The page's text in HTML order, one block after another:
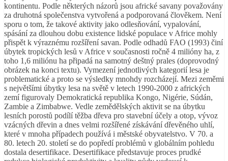
kontinentu. Podle některých názorů jsou africké savany považovány
za druhotná společenstva vytvořená a podporovaná člověkem. Není
sporu o tom, že takové aktivity jako odlesňování, vypalování,
spásání za dlouhou dobu existence lidské populace v Africe mohly
přispět k výraznému rozšíření savan. Podle odhadů FAO (1993) činí
úbytek tropických lesů v Africe v současnosti ročně 4 milióny ha, z
toho 1,6 miliónu ha připadá na samotný deštný prales (doprovodný
obrázek na konci textu). Vymezení jednotlivých kategorií lesa je
problematické a proto se výsledky mnohdy rozcházejí. Mezi zeměmi
s největšími úbytky lesa na světě v letech 1990-2000 z afrických
zemí figurovaly Demokratická republika Kongo, Nigérie, Súdán,
Zambie a Zimbabwe. Vedle zemědělských aktivit se na úbytku
lesních porostů podílí těžba dřeva pro stavební účely a otop, vývoz
vzácných dřevin a dnes velmi rozšířené získávání dřevěného uhlí,
které v mnoha případech používá i městské obyvatelstvo. V 70. a
80. letech 20. století se do popředí problémů v globálním pohledu
dostala desertifikace. Desertifikace představuje proces prudké